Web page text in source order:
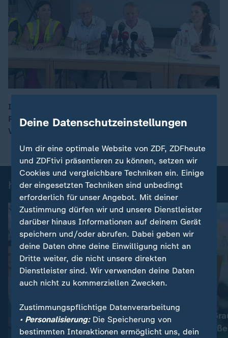
00:17
In der belgischen Gemeinde Buggenhout erfasst ein
Regionalzug an einem Bahnübergang einen Schulbus.
Vier Menschen sterben, darunter zwei Jugendliche.
heute-Nachrichten: Einzelbeiträge
Wetter
So wird das Wetter
Nachrichten | heute
Immer mehr
müssen
Deine Datenschutzeinstellungen
Um dir eine optimale Website von ZDF, ZDFheute
und ZDFtivi präsentieren zu können, setzen wir
Cookies und vergleichbare Techniken ein. Einige
der eingesetzten Techniken sind unbedingt
erforderlich für unser Angebot. Mit deiner
Zustimmung dürfen wir und unsere Dienstleister
darüber hinaus Informationen auf deinem Gerät
speichern und/oder abrufen. Dabei geben wir
deine Daten ohne deine Einwilligung nicht an
Dritte weiter, die nicht unsere direkten
Dienstleister sind. Wir verwenden deine Daten
auch nicht zu kommerziellen Zwecken.
Zustimmungspflichtige Datenverarbeitung
• Personalisierung:Die Speicherung von
bestimmten Interaktionen ermöglicht uns, dein